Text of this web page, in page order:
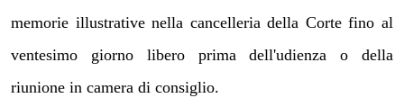
memorie illustrative nella cancelleria della Corte fino al
ventesimo giorno libero prima dell'udienza o della
riunione in camera di consiglio.